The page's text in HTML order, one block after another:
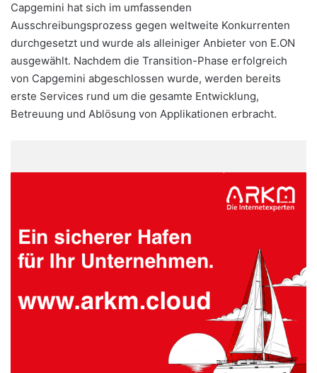
Capgemini hat sich im umfassenden
Ausschreibungsprozess gegen weltweite Konkurrenten
durchgesetzt und wurde als alleiniger Anbieter von E.ON
ausgewählt. Nachdem die Transition-Phase erfolgreich
von Capgemini abgeschlossen wurde, werden bereits
erste Services rund um die gesamte Entwicklung,
Betreuung und Ablösung von Applikationen erbracht.